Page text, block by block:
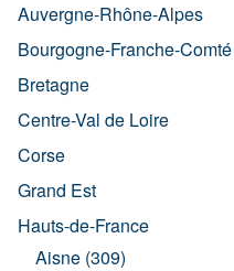
Auvergne-Rhône-Alpes
Bourgogne-Franche-Comté
Bretagne
Centre-Val de Loire
Corse
Grand Est
Hauts-de-France
Aisne (309)